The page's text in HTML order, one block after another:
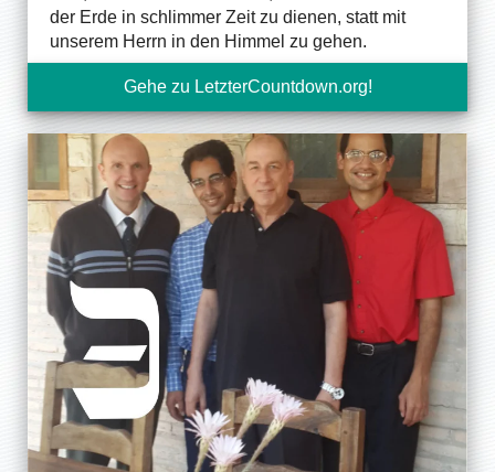
der Erde in schlimmer Zeit zu dienen, statt mit
unserem Herrn in den Himmel zu gehen.
Gehe zu LetzterCountdown.org!